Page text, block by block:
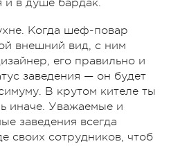
и в душе бардак.
Когда шеф-повар
внешний вид, с ним
его правильно и
заведения — он будет
В крутом кителе ты
иначе. Уважаемые и
заведения всегда
своих сотрудников, чтоб